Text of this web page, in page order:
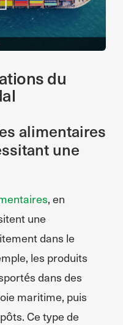
du
alimentaires
une
, en
une
dans le
les produits
dans des
maritime, puis
Ce type de